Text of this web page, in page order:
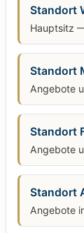
Standort
Hauptsitz
Standort
Angebote
Standort
Angebote
Standort
Angebote